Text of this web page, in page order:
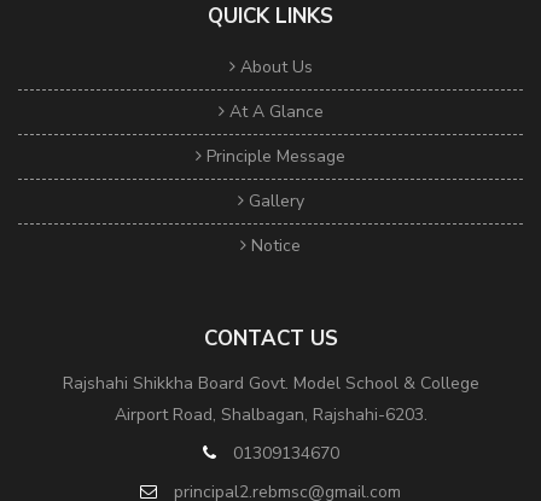
QUICK LINKS
About Us
At A Glance
Principle Message
Gallery
Notice
CONTACT US
Rajshahi Shikkha Board Govt. Model School & College
Airport Road, Shalbagan, Rajshahi-6203.
01309134670
principal2.rebmsc@gmail.com